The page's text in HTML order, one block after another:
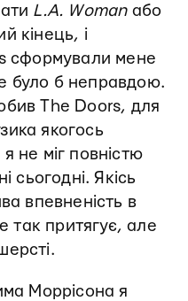
L.A. Womanабо
кінець, і
сформували мене
було б неправдою.
The Doors, для
якогось
не міг повністю
сьогодні. Якісь
впевненість в
так притягує, але
Моррісона я